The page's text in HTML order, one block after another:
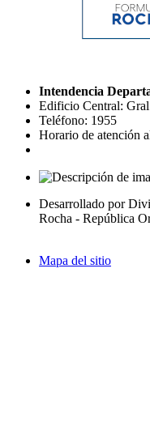
Intendencia
Edificio Central:
Teléfono: 1955
Horario de atención
Desarrollado por
Rocha - República
Mapa del sitio